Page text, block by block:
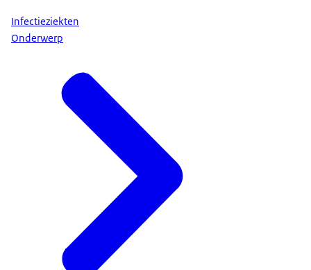
Infectieziekten
Onderwerp